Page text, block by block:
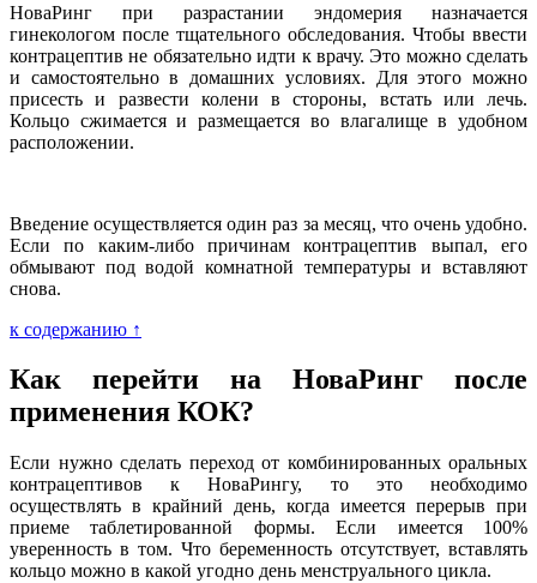
НоваРинг при разрастании эндомерия назначается
гинекологом после тщательного обследования. Чтобы ввести
контрацептив не обязательно идти к врачу. Это можно сделать
и самостоятельно в домашних условиях. Для этого можно
присесть и развести колени в стороны, встать или лечь.
Кольцо сжимается и размещается во влагалище в удобном
расположении.
Введение осуществляется один раз за месяц, что очень удобно.
Если по каким-либо причинам контрацептив выпал, его
обмывают под водой комнатной температуры и вставляют
снова.
к содержанию ↑
Как перейти на НоваРинг после
применения КОК?
Если нужно сделать переход от комбинированных оральных
контрацептивов к НоваРингу, то это необходимо
осуществлять в крайний день, когда имеется перерыв при
приеме таблетированной формы. Если имеется 100%
уверенность в том. Что беременность отсутствует, вставлять
кольцо можно в какой угодно день менструального цикла.